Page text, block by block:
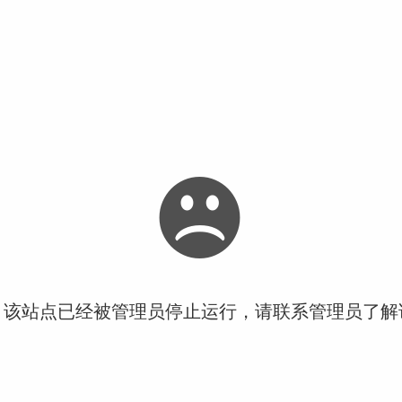
站点已经被管理员停止运行，请联系管理员了